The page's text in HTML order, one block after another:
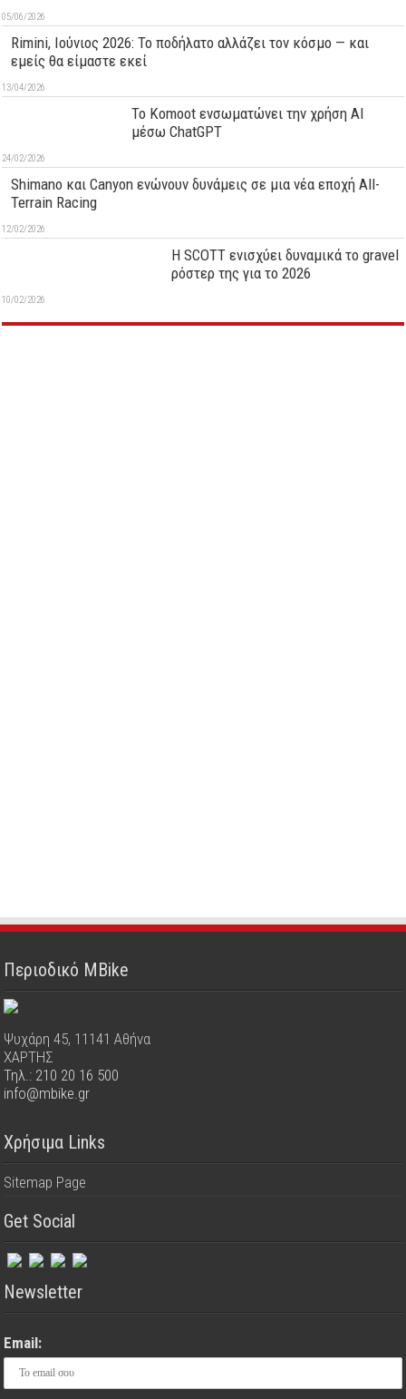
05/06/2026
Rimini, Ιούνιος 2026: Το ποδήλατο αλλάζει τον κόσμο — και
εμείς θα είμαστε εκεί
13/04/2026
Το Komoot ενσωματώνει την χρήση AI
μέσω ChatGPT
24/02/2026
Shimano και Canyon ενώνουν δυνάμεις σε μια νέα εποχή All-
Terrain Racing
12/02/2026
Η SCOTT ενισχύει δυναμικά το gravel
ρόστερ της για το 2026
10/02/2026
Περιοδικό MBike
Ψυχάρη 45, 11141 Αθήνα
ΧΑΡΤΗΣ
Τηλ.: 210 20 16 500
info@mbike.gr
Χρήσιμα Links
Sitemap Page
Get Social
Newsletter
Email: